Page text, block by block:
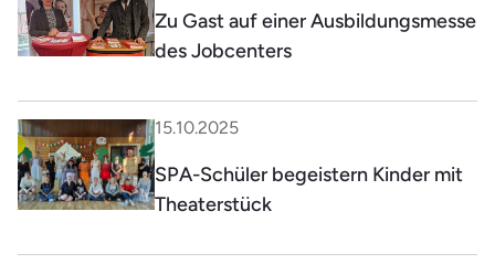
Zu Gast auf einer Ausbildungsmesse
des Jobcenters
15.10.2025
SPA-Schüler begeistern Kinder mit
Theaterstück